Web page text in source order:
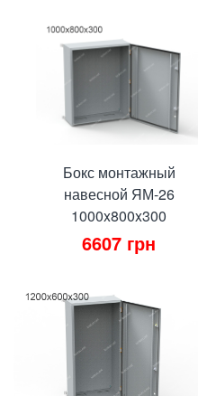
Бокс монтажный
навесной ЯМ-26
1000x800x300
6607 грн